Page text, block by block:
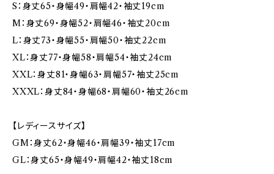
S：身丈65・身幅49・肩幅42・袖丈19cm
M：身丈69・身幅52・肩幅46・袖丈20cm
L：身丈73・身幅55・肩幅50・袖丈22cm
XL：身丈77・身幅58・肩幅54・袖丈24cm
XXL：身丈81・身幅63・肩幅57・袖丈25cm
XXXL：身丈84・身幅68・肩幅60・袖丈26cm
【レディースサイズ】
GM：身丈62・身幅46・肩幅39・袖丈17cm
GL：身丈65・身幅49・肩幅42・袖丈18cm